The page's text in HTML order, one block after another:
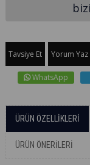
Tavsiye Et Yorum Yaz
WhatsApp
ÜRÜN ÖZELLIKLERI
ÜRÜN ÖNERILERI